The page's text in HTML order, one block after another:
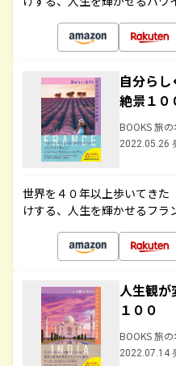
自分ら
絶景１０
BOOKS 旅
2022.05.26
世界を４０年以上歩いてきた
けする、人生を輝かせるフ
人生観が
１００
BOOKS 旅
2022.07.14